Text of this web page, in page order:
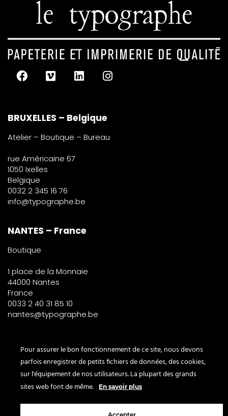
BRUXELLES – Belgique
Atelier – Boutique – Bureau
rue Américaine 67
1050 Ixelles
Belgique
0032 2 345 16 76
info@typographe.be
NANTES – France
Boutique
1 place de la Monnaie
44000 Nantes
France
0033 2 40 31 85 10
nantes@typographe.be
PARIS – France
Corner
le Bon Marché
24 rue de Sèvres
Pour assurer le bon fonctionnement de ce site, nous devons
parfois enregistrer de petits fichiers de données, des cookies,
sur l'équipement de nos utilisateurs. La plupart des grands
sites web font de même.
En savoir plus